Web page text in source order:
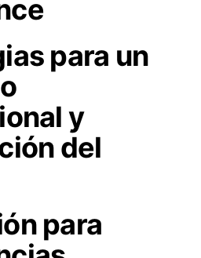
para un
y
del
para